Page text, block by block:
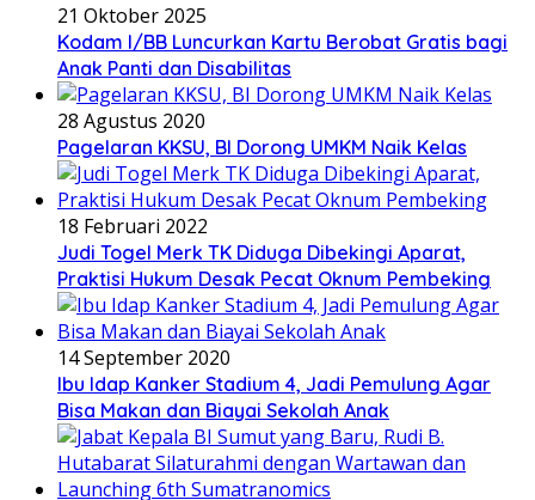
21 Oktober 2025
Kodam I/BB Luncurkan Kartu Berobat Gratis bagi
Anak Panti dan Disabilitas
28 Agustus 2020
Pagelaran KKSU, BI Dorong UMKM Naik Kelas
18 Februari 2022
Judi Togel Merk TK Diduga Dibekingi Aparat,
Praktisi Hukum Desak Pecat Oknum Pembeking
14 September 2020
Ibu Idap Kanker Stadium 4, Jadi Pemulung Agar
Bisa Makan dan Biayai Sekolah Anak